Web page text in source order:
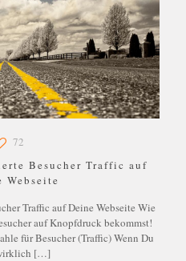
72
Besucher Traffic auf
Webseite
Traffic auf Deine Webseite Wie
auf Knopfdruck bekommst!
für Besucher (Traffic) Wenn Du
[…]